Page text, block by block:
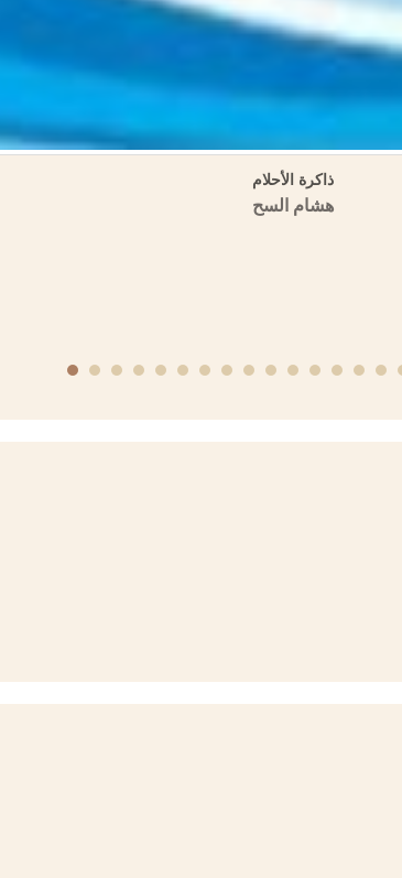
في الموسوعة العمرية (مسالك الأبصار في ممالك الأمصار)
الجمعية التاريخية السورية